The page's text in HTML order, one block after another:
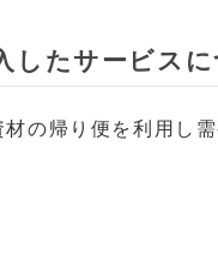
したサービス
の帰り便を利用し